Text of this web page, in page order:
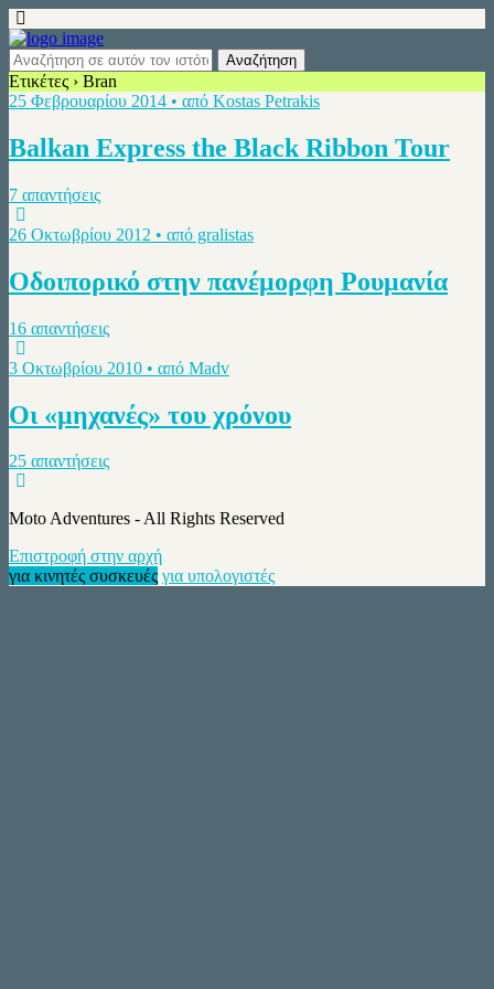
Ετικέτες › Bran
25 Φεβρουαρίου 2014 • από Kostas Petrakis
Balkan Express the Black Ribbon Tour
7 απαντήσεις
26 Οκτωβρίου 2012 • από gralistas
Οδοιπορικό στην πανέμορφη Ρουμανία
16 απαντήσεις
3 Οκτωβρίου 2010 • από Madv
Οι «μηχανές» του χρόνου
25 απαντήσεις
Moto Adventures - All Rights Reserved
Επιστροφή στην αρχή
για κινητές συσκευές για υπολογιστές